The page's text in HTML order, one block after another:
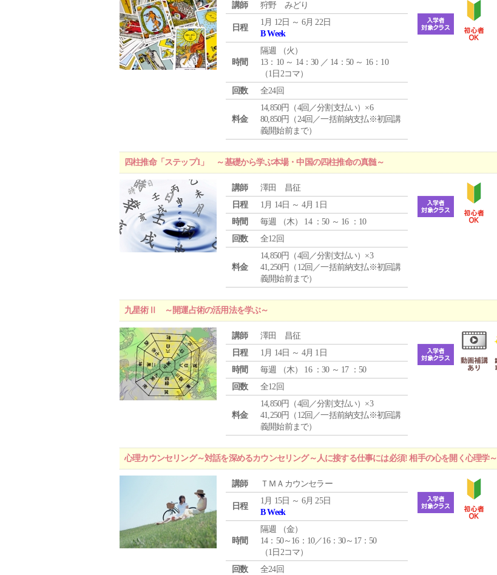
講師 狩野 みどり
日程
1月 12日 ～ 6月 22日
B Week
時間
隔週 （火 ）
13：10 ～ 14：30 ／ 14：50 ～ 16：10
（1日2コマ）
回数
全24回
料金
14,850円（4回／分割支払い）×6
80,850円（24回／一括前納支払※初回講
義開始前まで）
四柱推命「ステップ1」 ～基礎から学ぶ本場・中国の四柱推命の真髄～
講師
澤田 昌征
日程
1月 14日 ～ 4月 1日
時間
毎週 （木） 14 ：50 ～ 16 ：10
回数
全12回
料金
14,850円（4回／分割支払い）×3
41,250円（12回／一括前納支払※初回講
義開始前まで）
九星術Ⅱ ～開運占術の活用法を学ぶ～
講師
澤田 昌征
日程
1月 14日 ～ 4月 1日
時間
毎週 （木） 16 ：30 ～ 17 ：50
回数
全12回
料金
14,850円（4回／分割支払い）×3
41,250円（12回／一括前納支払※初回講
義開始前まで）
心理カウンセリング～対話を深めるカウンセリング～人に接する仕事には必須! 相手の心を開く心理学～
講師 ＴＭＡカウンセラー
日程
1月 15日 ～ 6月 25日
B Week
時間
隔週 （金）
14：50～16：10／16：30～17：50
（1日2コマ）
回数
全24回